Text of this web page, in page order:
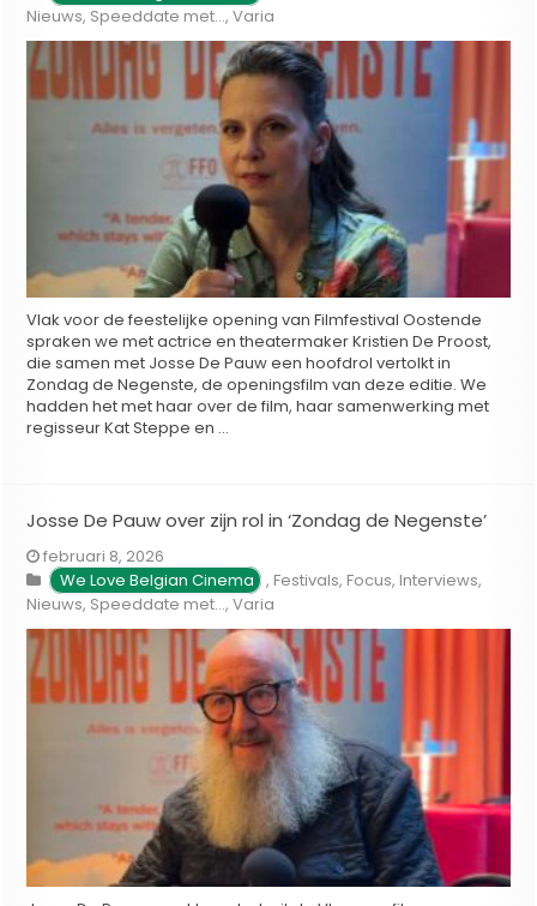
Nieuws, Speeddate met...,Varia
Vlak voor de feestelijke opening van Filmfestival Oostende
spraken we met actrice en theatermaker Kristien De Proost,
die samen met Josse De Pauw een hoofdrol vertolkt in
Zondag de Negenste, de openingsfilm van deze editie. We
hadden het met haar over de film, haar samenwerking met
regisseur Kat Steppe en …
Josse De Pauw over zijn rol in ‘Zondag de Negenste’
februari 8, 2026
We Love Belgian Cinema , Festivals, Focus, Interviews,
Nieuws, Speeddate met...,Varia